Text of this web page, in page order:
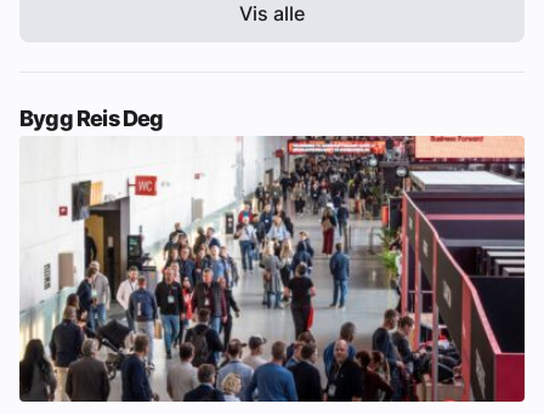
Vis alle
Bygg Reis Deg